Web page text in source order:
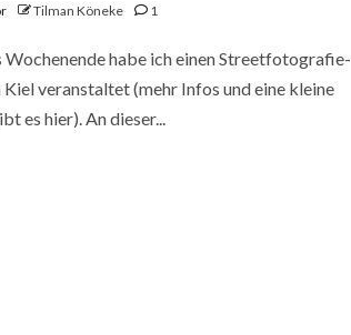
Tilman Köneke 1
Wochenende habe ich einen Streetfotografie-
veranstaltet (mehr Infos und eine kleine
es hier). An dieser...